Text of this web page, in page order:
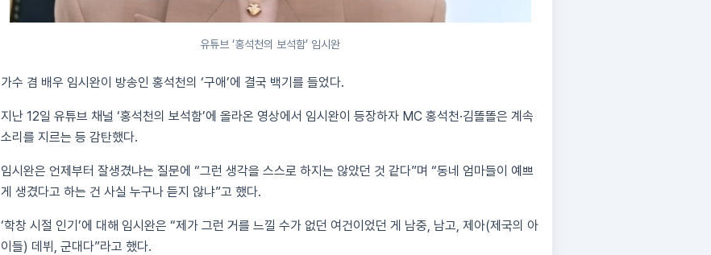
유튜브 ‘홍석천의 보석함’ 임시완
가수 겸 배우 임시완이 방송인 홍석천의 ‘구애’에 결국 백기를 들었다.
지난 12일 유튜브 채널 ‘홍석천의 보석함’에 올라온 영상에서 임시완이 등장하자 MC 홍석천·김똘똘은 계속
소리를 지르는 등 감탄했다.
임시완은 언제부터 잘생겼냐는 질문에 “그런 생각을 스스로 하지는 않았던 것 같다”며 “동네 엄마들이 예쁘
게 생겼다고 하는 건 사실 누구나 듣지 않냐”고 했다.
‘학창 시절 인기’에 대해 임시완은 “제가 그런 거를 느낄 수가 없던 여건이었던 게 남중, 남고, 제아(제국의 아
이들) 데뷔, 군대다”라고 했다.